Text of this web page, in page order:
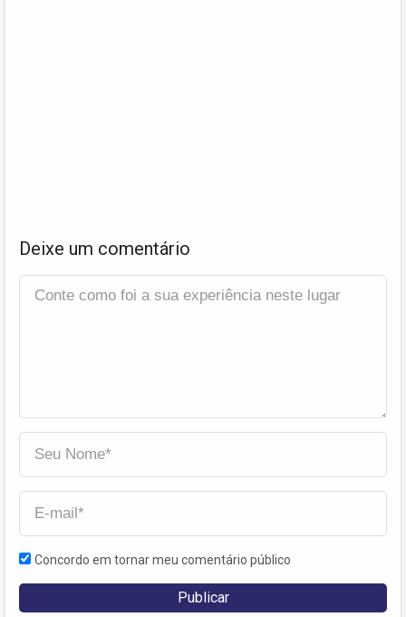
Deixe um comentário
Concordo em tornar meu comentário público